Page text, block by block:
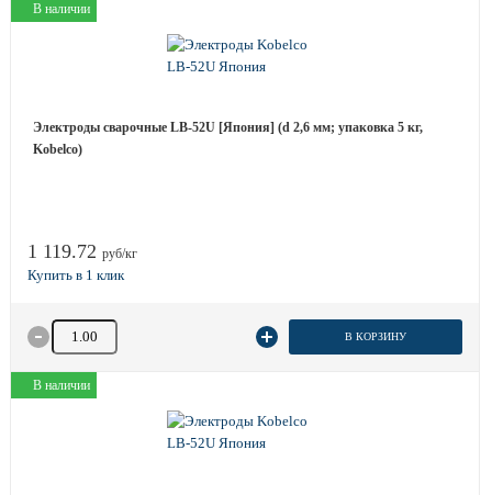
В наличии
Электроды сварочные LB-52U [Япония] (d 2,6 мм; упаковка 5 кг,
Kobelco)
1 119.72 руб/кг
Количество товара В КОРЗИНУ
В наличии